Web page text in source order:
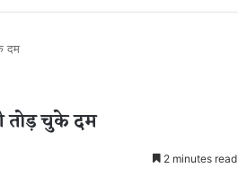
दम
तोड़ चुके दम
2 minutes read